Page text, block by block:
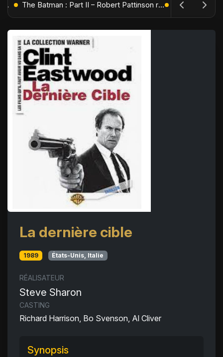
L'Âge de Glace : Le Réveil du Volcan – Manny, Sid et Diego de retour pour une aventure explosive The Batman : Part II – Robert Pattinson replonge dans les ténèbres de Gotham dès octobre 2027
La dernière cible
1989 États-Unis, Italie
RÉALISATEUR
Steve Sharon
CASTING
Richard Harrison, Bo Svenson, Al Cliver
Synopsis